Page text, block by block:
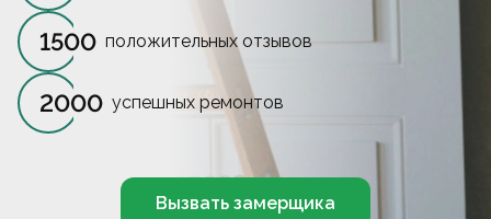
1500 положительных отзывов
2000 успешных ремонтов
Вызвать замерщика